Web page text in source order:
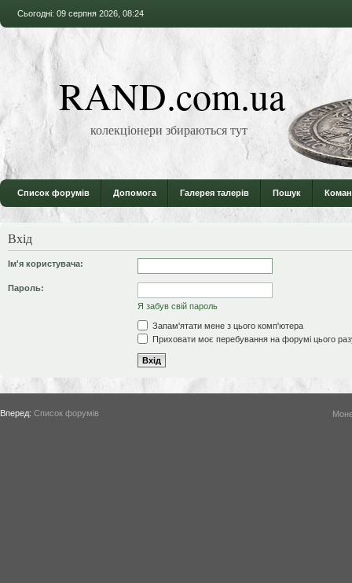
Сьогодні: 09 серпня 2026, 08:24
RAND.com.ua
колекціонери збираються тут
Список форумів Допомога Галерея талерів Пошук
Вхід
Ім'я користувача:
Пароль:
Я забув свій пароль
Запам'ятати мене з цього комп'ютера
Приховати моє перебування на форумі цього
Вперед: Список форумів